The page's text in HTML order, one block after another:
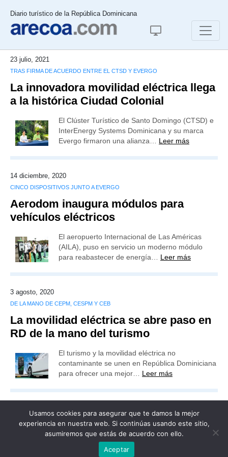
Diario turístico de la República Dominicana
23 julio, 2021
TRAS FIRMA DE ACUERDO ENTRE EL CTSD Y EVERGO
La innovadora movilidad eléctrica llega
a la histórica Ciudad Colonial
El Clúster Turístico de Santo Domingo (CTSD) e
InterEnergy Systems Dominicana y su marca
Evergo firmaron una alianza… Leer más
14 diciembre, 2020
CINCO DISPOSITIVOS JUNTO A EVERGO
Aerodom inaugura módulos para
vehículos eléctricos
El aeropuerto Internacional de Las Américas
(AILA), puso en servicio un moderno módulo
para reabastecer de energía… Leer más
3 agosto, 2020
DE LA MANO DE CEPM, CESPM Y CEB
La movilidad eléctrica se abre paso en
RD de la mano del turismo
El turismo y la movilidad eléctrica no
contaminante se unen en República Dominiciana
para ofrecer una mejor… Leer más
Usamos cookies para asegurar que te damos la mejor
experiencia en nuestra web. Si continúas usando este sitio,
asumiremos que estás de acuerdo con ello.
Aceptar
Publicidad Redacción Contacto
Todos los derechos reservados